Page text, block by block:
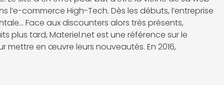
commerce High-Tech. Dès les débuts, l’entreprise
Face aux discounters alors très présents,
plus tard, Materiel.net est une référence sur le
en œuvre leurs nouveautés. En 2016,